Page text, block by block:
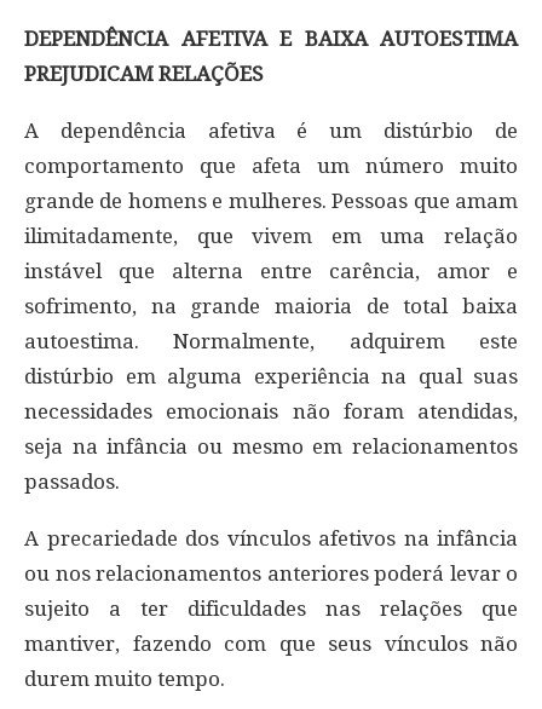
DEPENDÊNCIA AFETIVA E BAIXA AUTOESTIMA
PREJUDICAM RELAÇÕES
A dependência afetiva é um distúrbio de
comportamento que afeta um número muito
grande de homens e mulheres. Pessoas que amam
ilimitadamente, que vivem em uma relação
instável que alterna entre carência, amor e
sofrimento, na grande maioria de total baixa
autoestima. Normalmente, adquirem este
distúrbio em alguma experiência na qual suas
necessidades emocionais não foram atendidas,
seja na infância ou mesmo em relacionamentos
passados.
A precariedade dos vínculos afetivos na infância
ou nos relacionamentos anteriores poderá levar o
sujeito a ter dificuldades nas relações que
mantiver, fazendo com que seus vínculos não
durem muito tempo.